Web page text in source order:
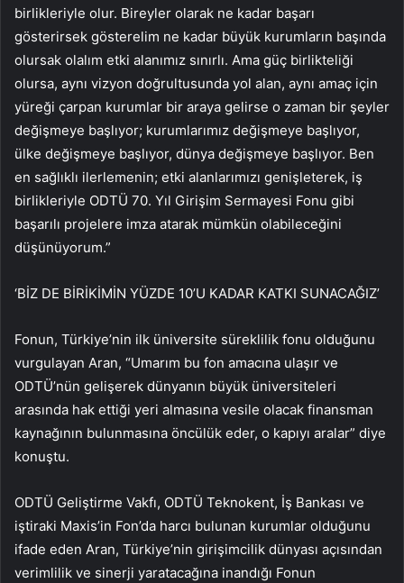
birlikleriyle olur. Bireyler olarak ne kadar başarı
gösterirsek gösterelim ne kadar büyük kurumların başında
olursak olalım etki alanımız sınırlı. Ama güç birlikteliği
olursa, aynı vizyon doğrultusunda yol alan, aynı amaç için
yüreği çarpan kurumlar bir araya gelirse o zaman bir şeyler
değişmeye başlıyor; kurumlarımız değişmeye başlıyor,
ülke değişmeye başlıyor, dünya değişmeye başlıyor. Ben
en sağlıklı ilerlemenin; etki alanlarımızı genişleterek, iş
birlikleriyle ODTÜ 70. Yıl Girişim Sermayesi Fonu gibi
başarılı projelere imza atarak mümkün olabileceğini
düşünüyorum.”
‘BİZ DE BİRİKİMİN YÜZDE 10’U KADAR KATKI SUNACAĞIZ’
Fonun, Türkiye’nin ilk üniversite süreklilik fonu olduğunu
vurgulayan Aran, “Umarım bu fon amacına ulaşır ve
ODTÜ’nün gelişerek dünyanın büyük üniversiteleri
arasında hak ettiği yeri almasına vesile olacak finansman
kaynağının bulunmasına öncülük eder, o kapıyı aralar” diye
konuştu.
ODTÜ Geliştirme Vakfı, ODTÜ Teknokent, İş Bankası ve
iştiraki Maxis’in Fon’da harcı bulunan kurumlar olduğunu
ifade eden Aran, Türkiye’nin girişimcilik dünyası açısından
verimlilik ve sinerji yaratacağına inandığı Fonun